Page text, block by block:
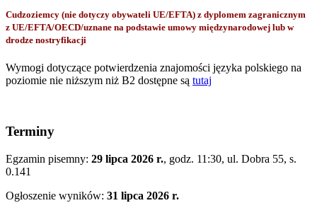
Cudzoziemcy (nie dotyczy obywateli UE/EFTA) z dyplomem zagranicznym
z UE/EFTA/OECD/uznane na podstawie umowy międzynarodowej lub w
drodze nostryfikacji
Wymogi dotyczące potwierdzenia znajomości języka polskiego na
poziomie nie niższym niż B2 dostępne są tutaj
Terminy
Egzamin pisemny: 29 lipca 2026 r., godz. 11:30, ul. Dobra 55, s.
0.141
Ogłoszenie wyników: 31 lipca 2026 r.